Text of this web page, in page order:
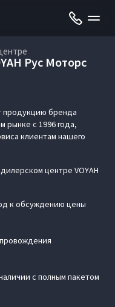
Рус Моторс
продукцию бренда
рынке с 1996 года,
клиентам нашего
центре VOYAH
к обсуждению цены
с полным пакетом